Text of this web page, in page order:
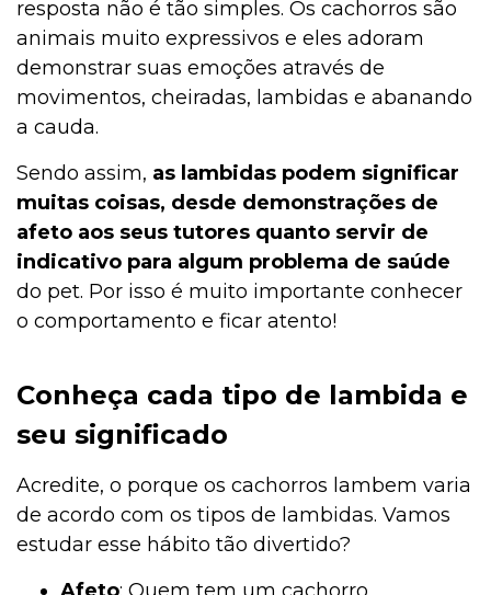
resposta não é tão simples. Os cachorros são
animais muito expressivos e eles adoram
demonstrar suas emoções através de
movimentos, cheiradas, lambidas e abanando
a cauda.
Sendo assim, as lambidas podem significar
muitas coisas, desde demonstrações de
afeto aos seus tutores quanto servir de
indicativo para algum problema de saúde
do pet. Por isso é muito importante conhecer
o comportamento e ficar atento!
Conheça cada tipo de lambida e
seu significado
Acredite, o porque os cachorros lambem varia
de acordo com os tipos de lambidas. Vamos
estudar esse hábito tão divertido?